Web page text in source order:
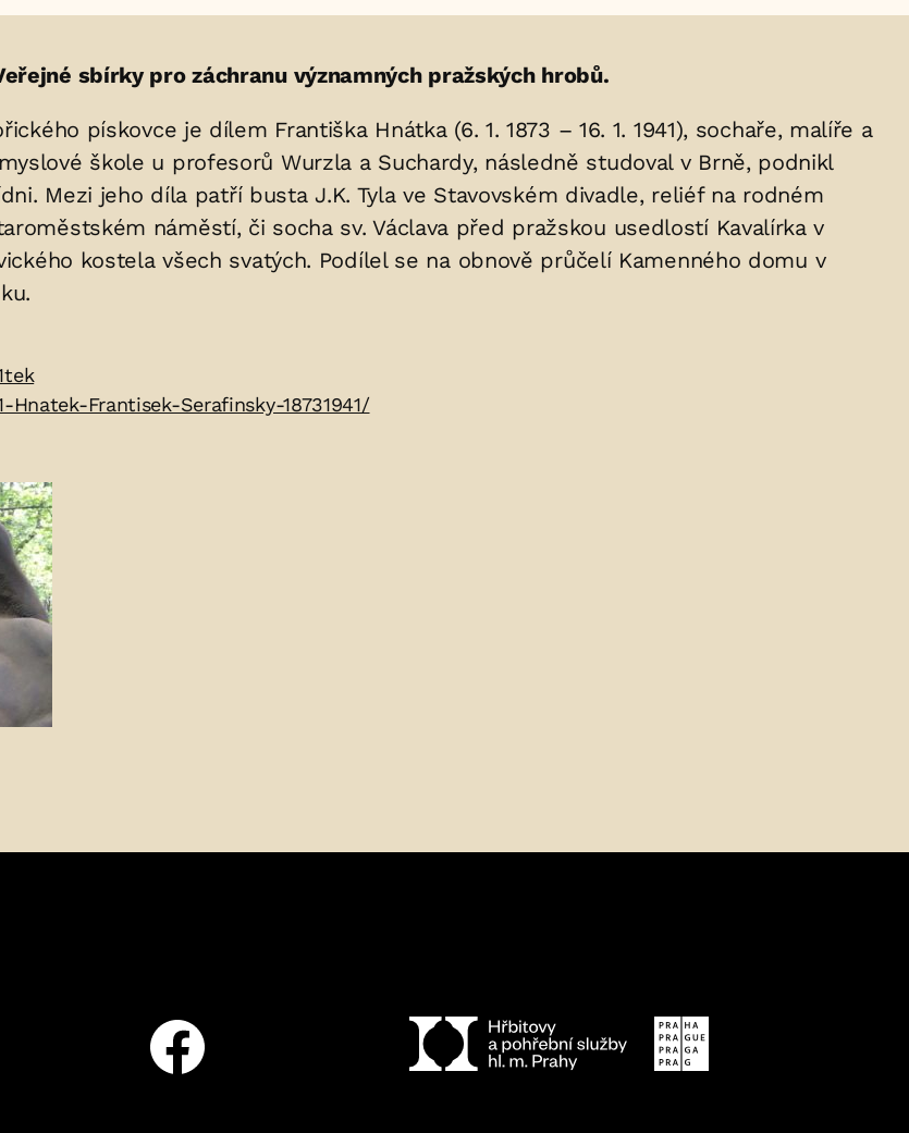
sbírky pro záchranu významných pražských hrobů.
pískovce je dílem Františka Hnátka (6. 1. 1873 – 16. 1. 1941), sochaře, malíře a
škole u profesorů Wurzla a Suchardy, následně studoval v Brně, podnikl
Mezi jeho díla patří busta J.K. Tyla ve Stavovském divadle, reliéf na rodném
náměstí, či socha sv. Václava před pražskou usedlostí Kavalírka v
kostela všech svatých. Podílel se na obnově průčelí Kamenného domu v
Frantisek-Serafinsky-18731941/
Facebook